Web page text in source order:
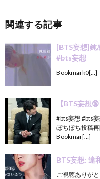
関連する記事
[BTS妄想]鈍
#bts妄想
Bookmark0[…]
【BTS妄想
#bts妄想 #bts
ぼちぼち投稿
Bookmar[…]
BTS妄想: 違
ご視聴ありが